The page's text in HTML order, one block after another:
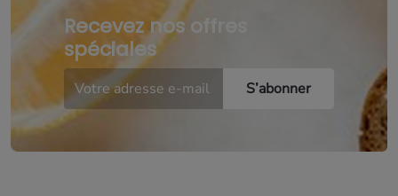
Recevez nos offres
spéciales